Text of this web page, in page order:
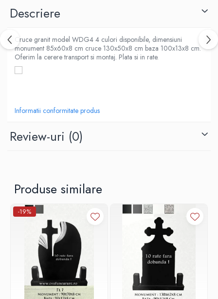
Descriere
Cruce granit model WDG4 4 culori disponibile, dimensiuni
monument 85x60x8 cm cruce 130x50x8 cm baza 100x13x8 cm.
Oferim la cerere transport si montaj. Plata si in rate.
Informatii conformitate produs
Review-uri (0)
Produse similare
-19%